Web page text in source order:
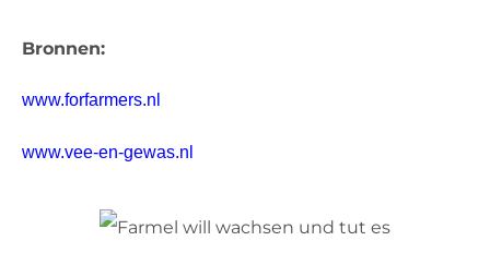
Bronnen:
www.forfarmers.nl
www.vee-en-gewas.nl